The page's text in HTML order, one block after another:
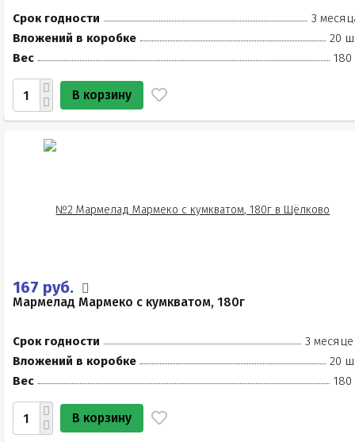
Срок годности
3
Вложений в коробке
20
Вес
180
В корзину
167 руб.
Мармелад Мармеко с кумкватом, 180г
Срок годности
3
Вложений в коробке
20
Вес
180
В корзину